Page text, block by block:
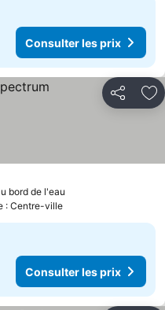
Consulter les prix
Partager
bord de l'eau
: Centre-ville
Consulter les prix